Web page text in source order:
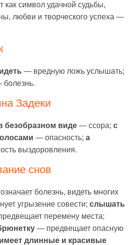
как символ удачной судьбы,
любви и творческого успеха —
— вредную ложь услышать;
Задеки
безобразном виде — ссора;с
— опасность;а
выздоровления.
снов
болезнь, видеть многих
угрызение совести;слышать
перемену места;
— предвещает опасную
длинные и красивые